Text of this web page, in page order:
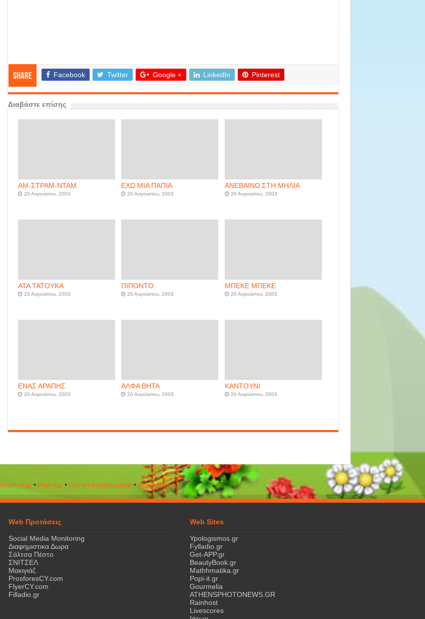
Share Facebook Twitter Google + LinkedIn Pinterest
Διαβάστε επίσης
ΑΜ-ΣΤΡΑΜ-ΝΤΑΜ
20 Αυγούστου, 2003
ΕΧΩ ΜΙΑ ΠΑΠΙΑ
20 Αυγούστου, 2003
ΑΝΕΒΑΙΝΩ ΣΤΗ ΜΗΛΙΑ
20 Αυγούστου, 2003
ΑΤΑ ΤΑΤΟΥΚΑ
20 Αυγούστου, 2003
ΠΙΠΟΝΤΟ
20 Αυγούστου, 2003
ΜΠΕΚΕ ΜΠΕΚΕ
20 Αυγούστου, 2003
ΕΝΑΣ ΑΡΑΠΗΣ
20 Αυγούστου, 2003
ΑΛΦΑ ΒΗΤΑ
20 Αυγούστου, 2003
ΚΑΝΤΟΥΝΙ
20 Αυγούστου, 2003
HelpPost.gr• Popi-it.gr•Όλα για τα Μαθηματικά• ΒeautyΒook.gr
Web Προτάσεις
Social Media Monitoring
Διαφημιστικα Δωρα
Σάλτσα Πέστο
ΣΝΙΤΣΕΛ
Μακιγιάζ
ProsforesCY.com
FlyerCY.com
Filladio.gr
Web Sites
Ypologismos.gr
Fylladio.gr
Get-APP.gr
BeautyBook.gr
Mathhmatika.gr
Popi-it.gr
Gourmelia
ATHENSPHOTONEWS.GR
Rainhost
Livescores